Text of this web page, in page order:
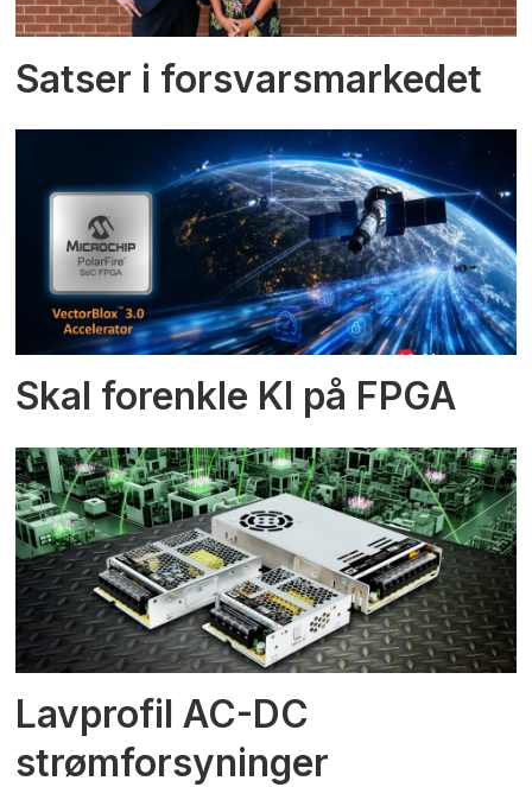
Satser i forsvarsmarkedet
Skal forenkle KI på FPGA
Lavprofil AC-DC
strømforsyninger